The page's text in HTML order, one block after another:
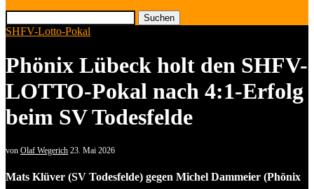
Suchen
SHFV-Lotto-Pokal
Phönix Lübeck holt den SHFV-
LOTTO-Pokal nach 4:1-Erfolg
beim SV Todesfelde
von Olaf Wegerich 23. Mai 2026
Mats Klüver (SV Todesfelde) gegen Michel Dammeier (Phönix